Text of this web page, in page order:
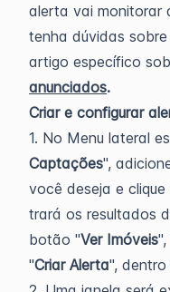
alerta vai monitorar
tenha dúvidas
artigo específico
anunciados.
Criar e configurar
1. No Menu lateral
Captações",
você deseja e clique
trará os resultados
botão "Ver Imóveis
"Criar Alerta",